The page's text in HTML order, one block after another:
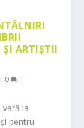
ȘI ARTIȘTII
| 0 |
vară la
pentru